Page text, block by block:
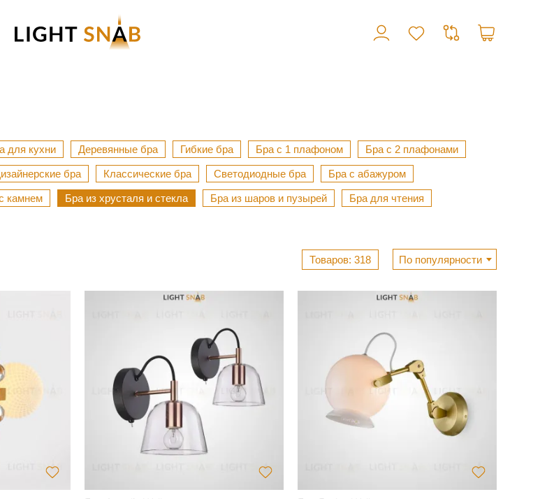
для кухни Деревянные бра Гибкие бра Бра с 1 плафоном Бра с 2 плафонами
бра Классические бра Светодиодные бра Бра с абажуром
камнем Бра из хрусталя и стекла Бра из шаров и пузырей Бра для чтения
318 По популярности